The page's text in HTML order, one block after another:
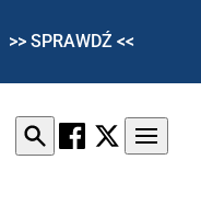
>> SPRAWDŹ <<